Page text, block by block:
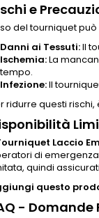
e
del tourniquet
Danni ai Tessuti:Il
Ischemia:La
tempo.
Infezione:Il
ridurre questi
Laccio
di
quindi
questo
- Domande